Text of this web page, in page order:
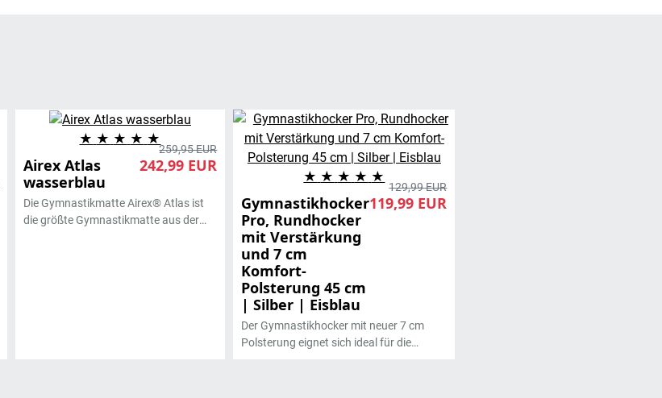
★ ★ ★ ★ ★
Airex Atlas
wasserblau
259,95 EUR
242,99 EUR
Die Gymnastikmatte Airex® Atlas ist
die größte Gymnastikmatte aus der
★ ★ ★ ★ ★
Gymnastikhocker
Pro, Rundhocker
mit Verstärkung
und 7 cm
Komfort-
Polsterung 45 cm
| Silber | Eisblau
129,99 EUR
119,99 EUR
Der Gymnastikhocker mit neuer 7 cm
Polsterung eignet sich ideal für die